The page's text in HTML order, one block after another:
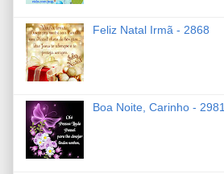
Feliz Natal Irmã - 2868
Boa Noite, Carinho - 2981